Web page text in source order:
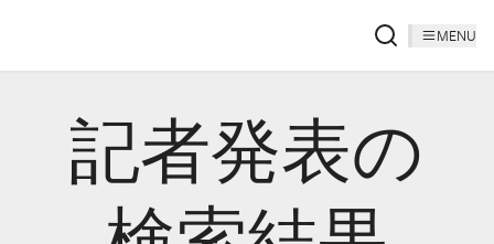
MENU
記者発表の